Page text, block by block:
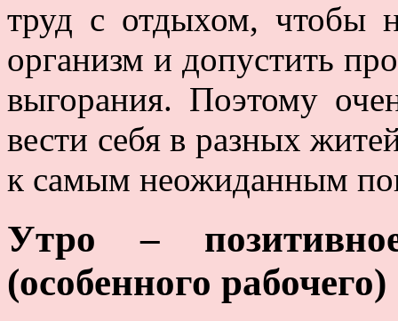
труд с отдыхом, чтобы
организм и допустить
выгорания. Поэтому
вести себя в разных
к самым неожиданным
Утро –
(особенного рабочего)